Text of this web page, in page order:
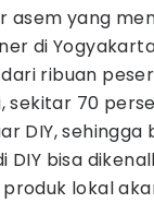
asem yang
di
ribuan
sekitar 70
DIY, sehingga
DIY bisa
lokal